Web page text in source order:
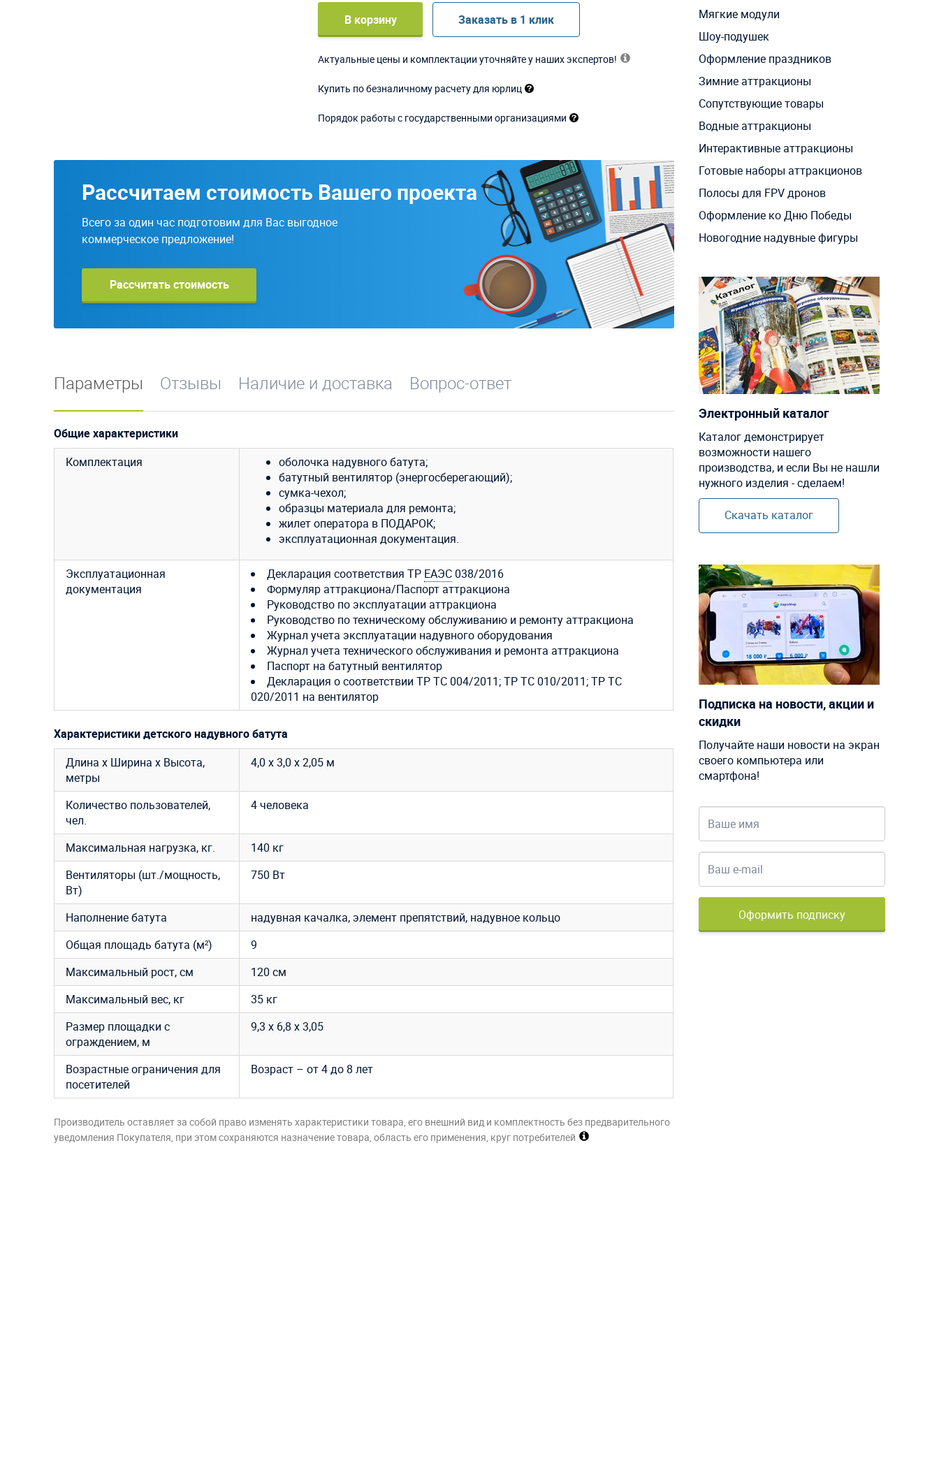
В корзину Заказать в 1 клик
Актуальные цены и комплектации уточняйте у наших экспертов!
Купить по безналичному расчету для юрлиц
Порядок работы с государственными организациями
Рассчитаем стоимость Вашего проекта
Всего за один час подготовим для Вас выгодное
коммерческое предложение!
Рассчитать стоимость
Параметры Отзывы Наличие и доставка Вопрос-ответ
Общие характеристики
Комплектация
оболочка надувного батута;
батутный вентилятор (энергосберегающий);
сумка-чехол;
образцы материала для ремонта;
жилет оператора в ПОДАРОК;
эксплуатационная документация.
Эксплуатационная
документация
Декларация соответствия ТР ЕАЭС038/2016
Формуляр аттракциона/Паспорт аттракциона
Руководство по эксплуатации аттракциона
Руководство по техническому обслуживанию и ремонту аттракциона
Журнал учета эксплуатации надувного оборудования
Журнал учета технического обслуживания и ремонта аттракциона
Паспорт на батутный вентилятор
Декларация о соответствии ТР ТС 004/2011; ТР ТС 010/2011; ТР ТС
020/2011 на вентилятор
Характеристики детского надувного батута
Длина х Ширина х Высота,
метры
4,0 х 3,0 х 2,05 м
Количество пользователей,
чел.
4 человека
Максимальная нагрузка, кг.
140 кг
Вентиляторы (шт./мощность,
Вт)
750 Вт
Наполнение батута
надувная качалка, элемент препятствий, надувное кольцо
Общая площадь батута (м²)
9
Максимальный рост, см
120 см
Максимальный вес, кг
35 кг
Размер площадки с
ограждением, м
9,3 х 6,8 х 3,05
Возрастные ограничения для
посетителей
Возраст – от 4 до 8 лет
Производитель оставляет за собой право изменять характеристики товара, его внешний вид и комплектность без предварительного
уведомления Покупателя, при этом сохраняются назначение товара, область его применения, круг потребителей
Мягкие модули
Шоу-подушек
Оформление праздников
Зимние аттракционы
Сопутствующие товары
Водные аттракционы
Интерактивные аттракционы
Готовые наборы аттракционов
Полосы для FPV дронов
Оформление ко Дню Победы
Новогодние надувные фигуры
Электронный каталог
Каталог демонстрирует
возможности нашего
производства, и если Вы не нашли
нужного изделия - сделаем!
Скачать каталог
Подписка на новости, акции и
скидки
Получайте наши новости на экран
своего компьютера или
смартфона!
Оформить подписку